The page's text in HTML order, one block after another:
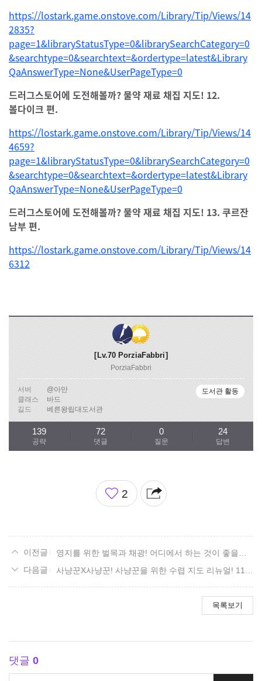
https://lostark.game.onstove.com/Library/Tip/Views/14
2835?
page=1&libraryStatusType=0&librarySearchCategory=0
&searchtype=0&searchtext=&ordertype=latest&Library
QaAnswerType=None&UserPageType=0
드러그스토어에 도전해볼까? 물약 재료 채집 지도! 12.
볼다이크 편.
https://lostark.game.onstove.com/Library/Tip/Views/14
4659?
page=1&libraryStatusType=0&librarySearchCategory=0
&searchtype=0&searchtext=&ordertype=latest&Library
QaAnswerType=None&UserPageType=0
드러그스토어에 도전해볼까? 물약 재료 채집 지도! 13. 쿠르잔
남부 편.
https://lostark.game.onstove.com/Library/Tip/Views/14
6312
Lv.70 PorziaFabbri
PorziaFabbri
서버
@아만
클래스
바드
길드
베른왕립대도서관
도서관 활동
공략
139
댓글
72
질문
0
답변
24
좋
아
2
영지를 위한 벌목과 채광! 어디에서 하는 것이 좋을까? 리뉴얼! 11. 파푸니카 편.
사냥꾼X사냥꾼! 사냥꾼을 위한 수렵 지도 리뉴얼! 11. 파푸니카 편.
목록보기
댓글 0